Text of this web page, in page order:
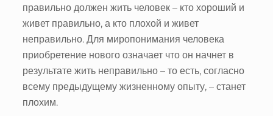
правильно должен жить человек – кто хороший и
живет правильно, а кто плохой и живет
неправильно. Для миропонимания человека
приобретение нового означает что он начнет в
результате жить неправильно – то есть, согласно
всему предыдущему жизненному опыту, – станет
плохим.